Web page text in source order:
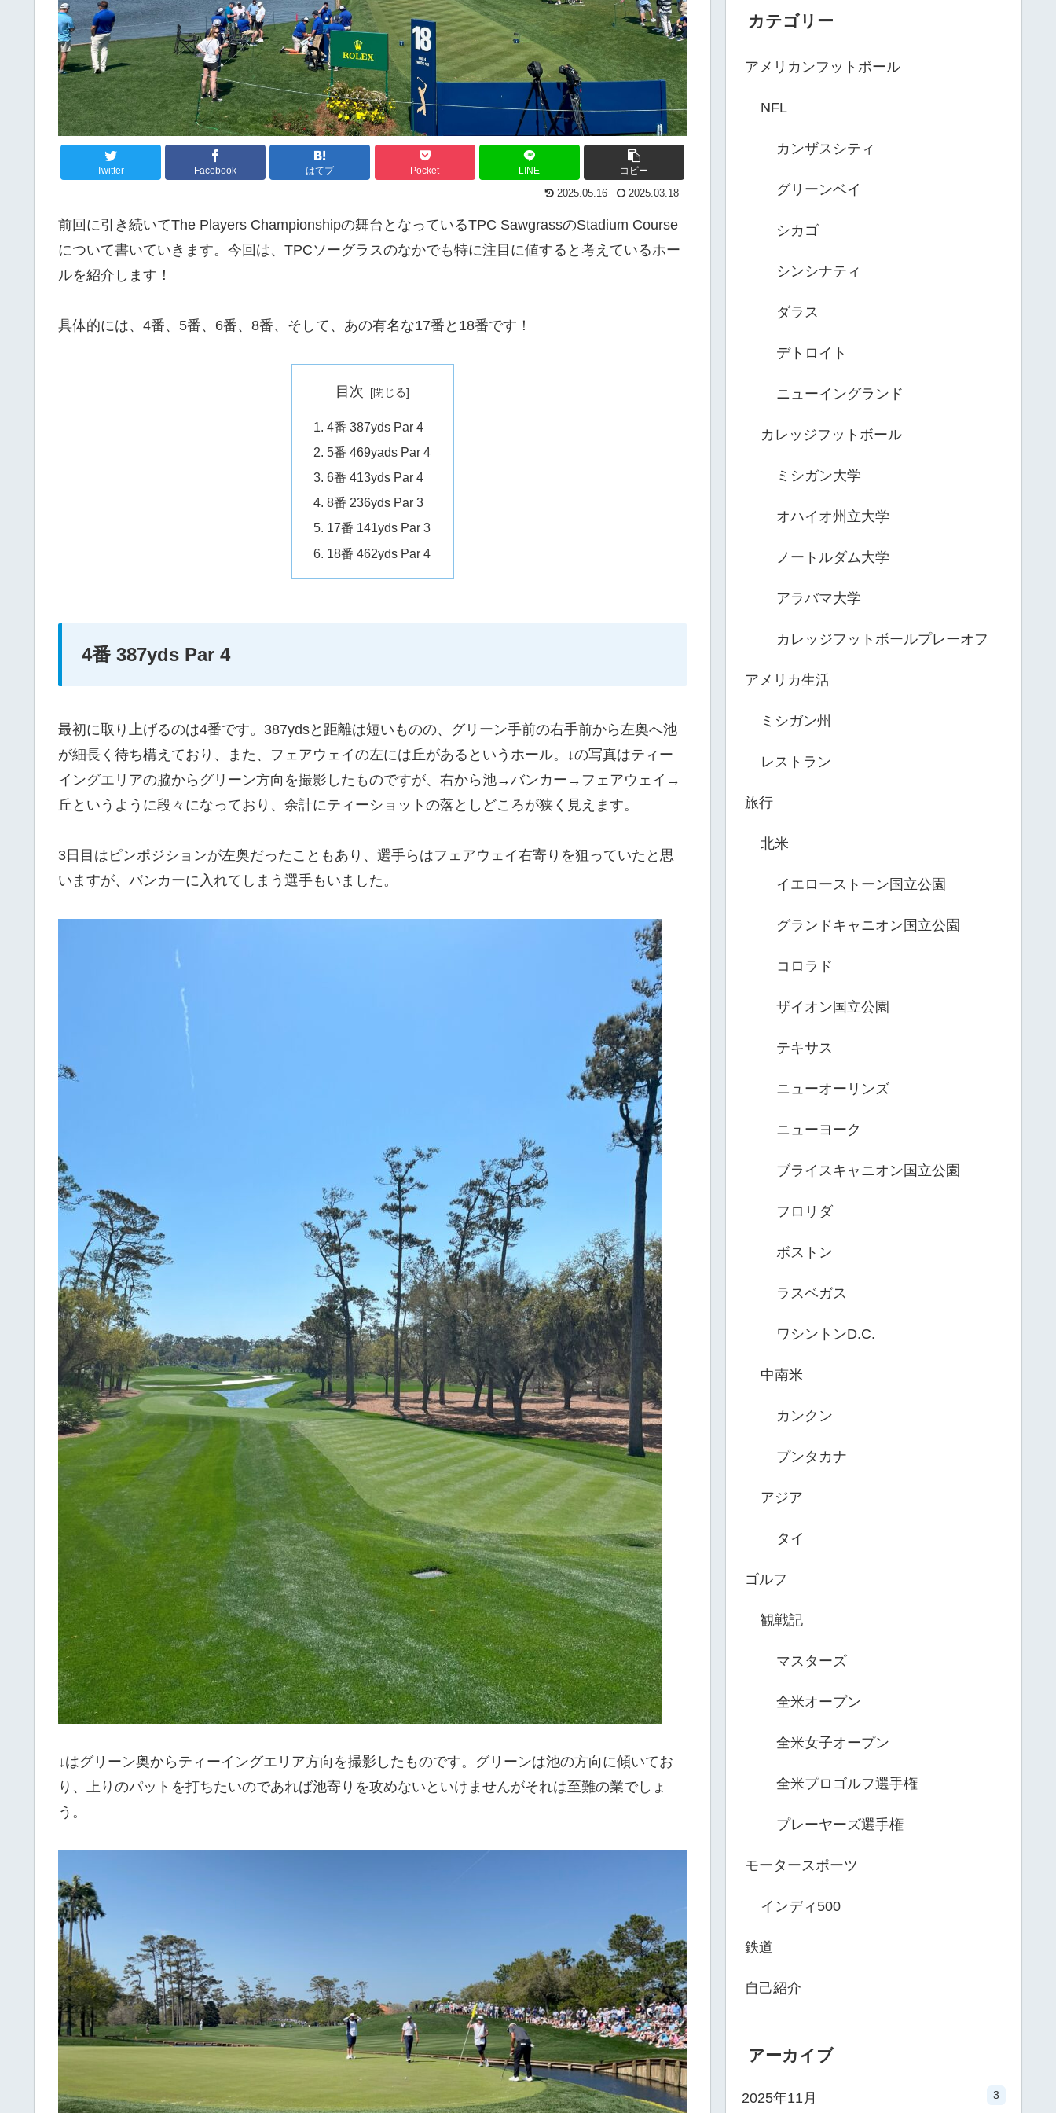
Twitter Facebook はてブ Pocket LINE コピー
2025.05.16 2025.03.18
前回に引き続いてThe Players Championshipの舞台となっているTPC SawgrassのStadium Course
について書いていきます。今回は、TPCソーグラスのなかでも特に注目に値すると考えているホー
ルを紹介します！
具体的には、4番、5番、6番、8番、そして、あの有名な17番と18番です！
目次
4番 387yds Par 4
5番 469yads Par 4
6番 413yds Par 4
8番 236yds Par 3
17番 141yds Par 3
18番 462yds Par 4
4番 387yds Par 4
最初に取り上げるのは4番です。387ydsと距離は短いものの、グリーン手前の右手前から左奥へ池
が細長く待ち構えており、また、フェアウェイの左には丘があるというホール。↓の写真はティー
イングエリアの脇からグリーン方向を撮影したものですが、右から池→バンカー→フェアウェイ→
丘というように段々になっており、余計にティーショットの落としどころが狭く見えます。
3日目はピンポジションが左奥だったこともあり、選手らはフェアウェイ右寄りを狙っていたと思
いますが、バンカーに入れてしまう選手もいました。
↓はグリーン奥からティーイングエリア方向を撮影したものです。グリーンは池の方向に傾いてお
り、上りのパットを打ちたいのであれば池寄りを攻めないといけませんがそれは至難の業でしょ
う。
カテゴリー
アメリカンフットボール
NFL
カンザスシティ
グリーンベイ
シカゴ
シンシナティ
ダラス
デトロイト
ニューイングランド
カレッジフットボール
ミシガン大学
オハイオ州立大学
ノートルダム大学
アラバマ大学
カレッジフットボールプレーオフ
アメリカ生活
ミシガン州
レストラン
旅行
北米
イエローストーン国立公園
グランドキャニオン国立公園
コロラド
ザイオン国立公園
テキサス
ニューオーリンズ
ニューヨーク
ブライスキャニオン国立公園
フロリダ
ボストン
ラスベガス
ワシントンD.C.
中南米
カンクン
プンタカナ
アジア
タイ
ゴルフ
観戦記
マスターズ
全米オープン
全米女子オープン
全米プロゴルフ選手権
プレーヤーズ選手権
モータースポーツ
インディ500
鉄道
自己紹介
アーカイブ
2025年11月 3